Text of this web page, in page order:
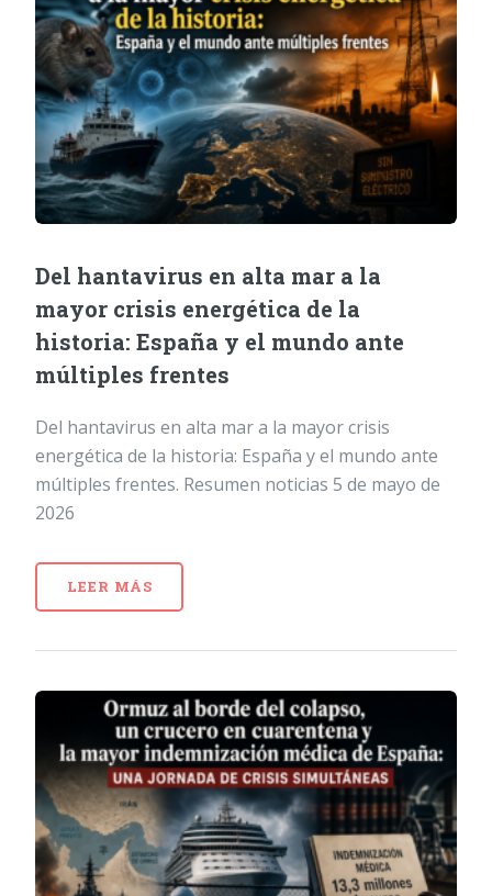
Del hantavirus en alta mar a la
mayor crisis energética de la
historia: España y el mundo ante
múltiples frentes
Del hantavirus en alta mar a la mayor crisis
energética de la historia: España y el mundo ante
múltiples frentes. Resumen noticias 5 de mayo de
2026
LEER MÁS